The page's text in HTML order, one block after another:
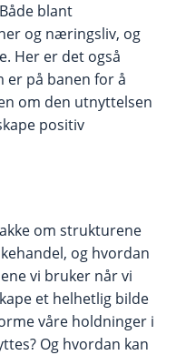
blant
og næringsliv, og
Her er det også
er på banen for å
om den utnyttelsen
positiv
om strukturene
og hvordan
vi bruker når vi
et helhetlig bilde
våre holdninger i
Og hvordan kan